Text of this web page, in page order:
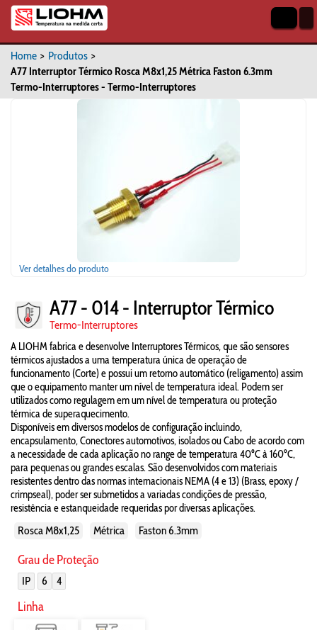
Home > Produtos >
A77 Interruptor Térmico Rosca M8x1,25 Métrica Faston 6.3mm
Termo-Interruptores - Termo-Interruptores
Ver detalhes do produto
A77 - 014 - Interruptor Térmico
Termo-Interruptores
A LIOHM fabrica e desenvolve Interruptores Térmicos, que são sensores
térmicos ajustados a uma temperatura única de operação de
funcionamento (Corte) e possui um retorno automático (religamento) assim
que o equipamento manter um nível de temperatura ideal. Podem ser
utilizados como regulagem em um nível de temperatura ou proteção
térmica de superaquecimento.
Disponíveis em diversos modelos de configuração incluindo,
encapsulamento, Conectores automotivos, isolados ou Cabo de acordo com
a necessidade de cada aplicação no range de temperatura 40ºC à 160ºC,
para pequenas ou grandes escalas. São desenvolvidos com materiais
resistentes dentro das normas internacionais NEMA (4 e 13) (Brass, epoxy /
crimpseal), poder ser submetidos a variadas condições de pressão,
resistência e estanqueidade requeridas por diversas aplicações.
Rosca M8x1,25 Métrica Faston 6.3mm
Grau de Proteção
IP 6 4
Linha